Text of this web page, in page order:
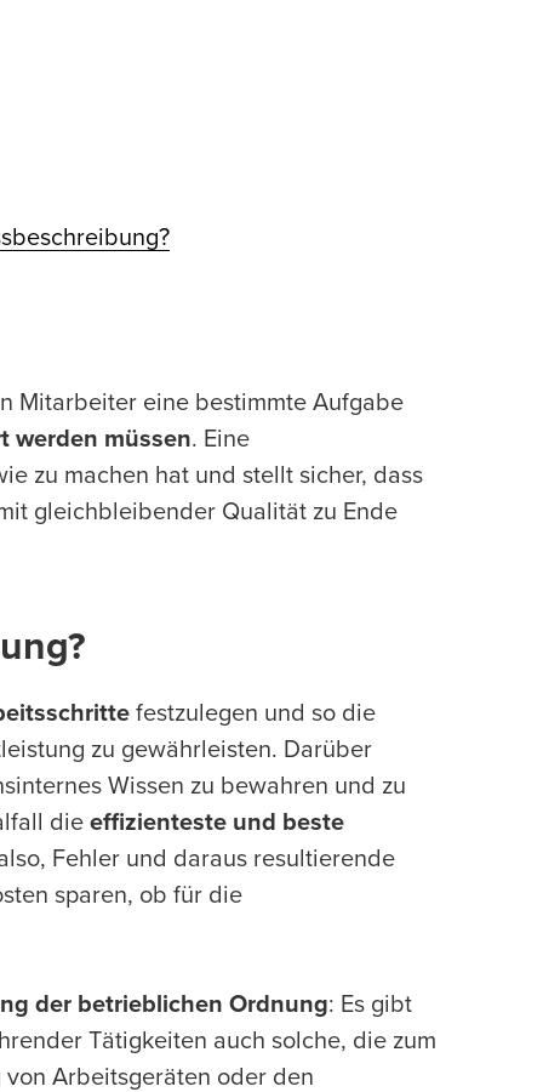
Mitarbeiter eine bestimmte Aufgabe
werden müssen. Eine
zu machen hat und stellt sicher, dass
gleichbleibender Qualität zu Ende
festzulegen und so die
zu gewährleisten. Darüber
Wissen zu bewahren und zu
die effizienteste und beste
Fehler und daraus resultierende
sparen, ob für die
der betrieblichen Ordnung: Es gibt
Tätigkeiten auch solche, die zum
Arbeitsgeräten oder den